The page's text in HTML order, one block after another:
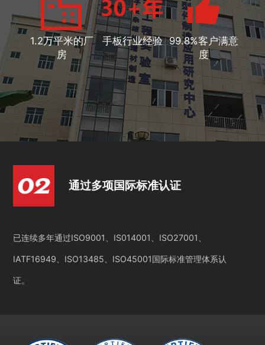
1.2万平米的厂
房
手板行业经验 99.8%客户满意
度
通过多项国际标准认证
已连续多年通过ISO9001、IS014001、ISO27001、
IATF16949、ISO13485、ISO45001国际标准管理体系认
证。